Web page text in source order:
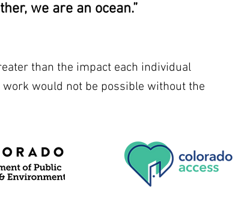
we are an ocean.”
than the impact each individual
would not be possible without the